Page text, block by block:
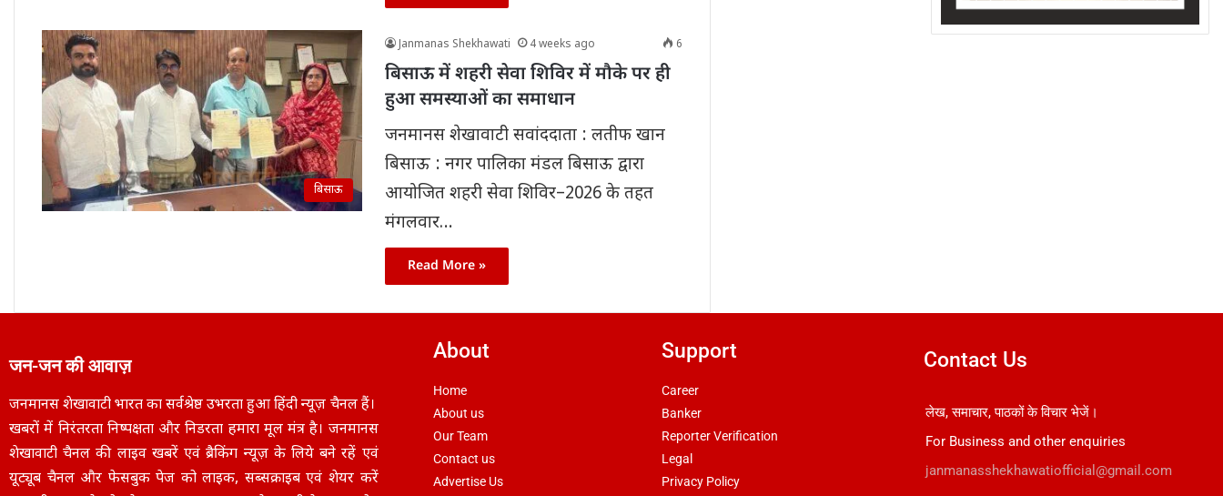
बिसाऊ
Janmanas Shekhawati 4 weeks ago 6
बिसाऊ में शहरी सेवा शिविर में मौके पर ही
हुआ समस्याओं का समाधान
जनमानस शेखावाटी सवांददाता : लतीफ खान
बिसाऊ : नगर पालिका मंडल बिसाऊ द्वारा
आयोजित शहरी सेवा शिविर–2026 के तहत
मंगलवार…
Read More »
जन-जन की आवाज़
जनमानस शेखावाटी भारत का सर्वश्रेष्ठ उभरता हुआ हिंदी न्यूज़ चैनल हैं।
खबरों में निरंतरता निष्पक्षता और निडरता हमारा मूल मंत्र है। जनमानस
शेखावाटी चैनल की लाइव खबरें एवं ब्रैकिंग न्यूज़ के लिये बने रहें एवं
यूट्यूब चैनल और फेसबुक पेज को लाइक, सब्सक्राइब एवं शेयर करें
About
Home
About us
Our Team
Contact us
Advertise Us
Support
Career
Banker
Reporter Verification
Legal
Privacy Policy
Contact Us
लेख, समाचार, पाठकों के विचार भेजें।
For Business and other enquiries
janmanasshekhawatiofficial@gmail.com